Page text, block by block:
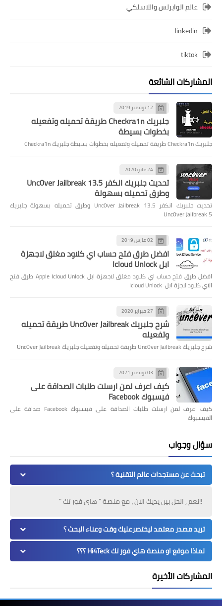
عالم الوايرلس واللاسلكي
linkedin
tiktok
المشاركات الشائعة
12 نوفمبر 2019
جلبريك Checkra1n طريقة تحميله وتفعيله
بخطوات بسيطة
جلبريك Checkra1n طريقة تحميله وتفعيله بخطوات بسيطة جلبريك Checkra1n
24 مايو 2020
تحديث جلبريك انكفر Unc0ver Jailbreak 13.5
وطرق تحميله بسهولة
تحديث جلبريك انكفر Unc0ver Jailbreak 13.5 وطرق تحميله بسهولة جلبريك
Unc0ver Jailbreak 5
02 مارس 2019
افضل طرق فتح حساب اي كلاود مغلق لاجهزة
ابل Icloud Unlock
افضل طرق فتح حساب اي كلاود مغلق لاجهزة ابل Apple Icloud Unlock طرق فتح
الاي كلاود لاجزة آبل Icloud Unlock
27 فبراير 2020
شرح جلبريك Unc0ver Jailbreak طريقة تحميله
وتفعيله
شرح جلبريك Unc0ver Jailbreak طريقة تحميله وتفعيله جلبريك Unc0ver Jailbreak
03 نوفمبر 2021
كيف اعرف لمن ارسلت طلبات الصداقة على
فيسبوك Facebook
كيف اعرف لمن ارسلت طلبات الصداقة على فيسبوك Facebook صداقة على
الفيسبوك
سؤال وجواب
تبحث عن مستجدات عالم التقنية ؟
!!نعم , الحل بين يديك الان ، مع منصة " هاي فور تك "
تريد مصدر معتمد ليختصرعليك وقت وعناء البحث ؟
لماذا موقع او منصة هاي فور تك Hi4Teck ؟؟؟
المشاركات الأخيرة